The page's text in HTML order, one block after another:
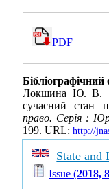
PDF
Бібліографічний
Локшина Ю. В.
сучасний стан
право. Серія :
199. URL: http://
State and
Issue (2018,